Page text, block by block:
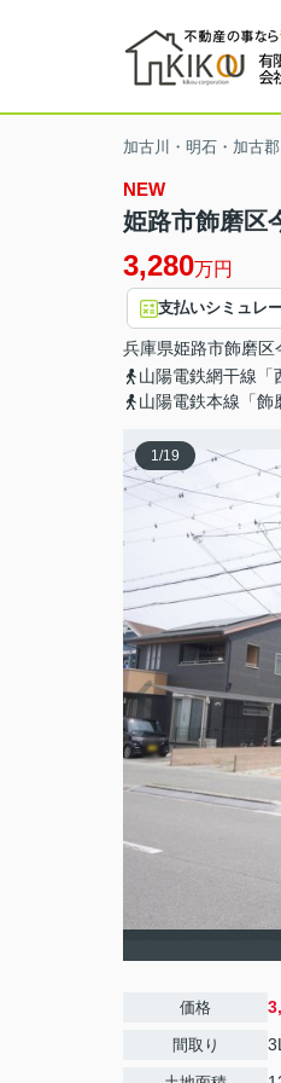
加古川・明石・加古
NEW
姫路市飾磨
3,280万円
支払いシミュレ
兵庫県姫路市飾磨区
山陽電鉄網干線「
山陽電鉄本線「飾
1/19
価格
間取り